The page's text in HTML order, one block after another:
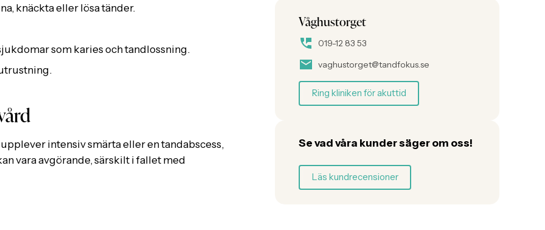
knäckta eller lösa tänder.
som karies och tandlossning.
intensiv smärta eller en tandabscess,
vara avgörande, särskilt i fallet med
Våghustorget
019-12 83 53
vaghustorget@tandfokus.se
Ring kliniken för akuttid
Se vad våra kunder säger om oss!
Läs kundrecensioner